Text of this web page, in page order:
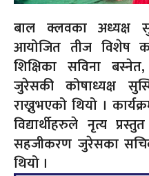
बाल क्लवका अध्यक्ष
आयोजित तीज विशेष
शिक्षिका सविना
जुरेसकी कोषाध्यक्ष
राख्नुभएको थियो ।
विद्यार्थीहरुले नृत्य
सहजीकरण जुरेसका
थियो ।